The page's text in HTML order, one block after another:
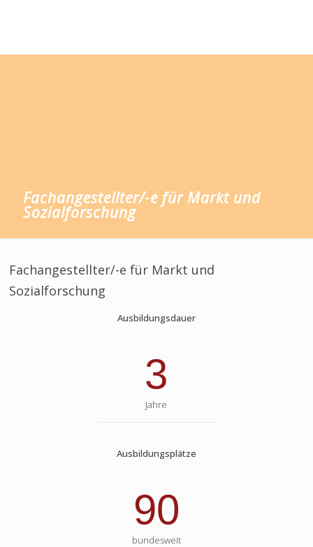
Fachangestellter/-e für Markt und
Sozialforschung
Fachangestellter/-e für Markt und
Sozialforschung
Ausbildungsdauer
3
Jahre
Ausbildungsplätze
90
bundesweit